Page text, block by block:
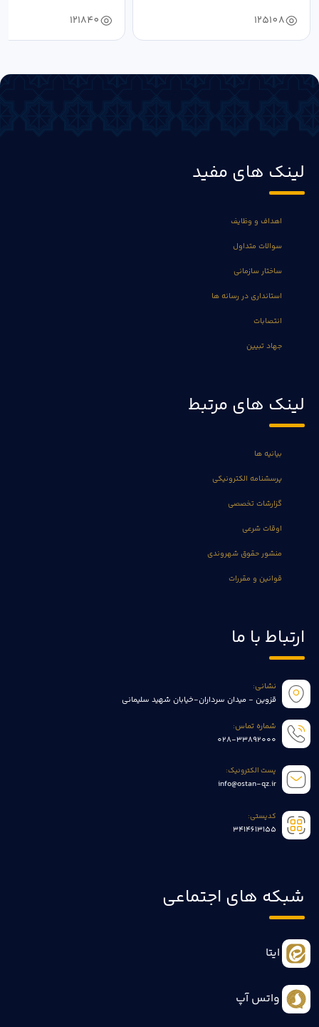
125108
121840
لینک های مفید
اهداف و وظایف
سوالات متداول
ساختار سازمانی
استانداری در رسانه ها
انتصابات
جهاد تبیین
لینک های مرتبط
بیانیه ها
پرسشنامه الکترونیکی
گزارشات تخصصی
اوقات شرعی
منشور حقوق شهروندی
قوانین و مقررات
ارتباط با ما
نشانی:
قزوین - میدان سرداران-خیابان شهید سلیمانی
شماره تماس:
028-33892000
پست الکترونیک:
info@ostan-qz.ir
کدپستی:
3414613155
شبکه های اجتماعی
ایتا
واتس آپ